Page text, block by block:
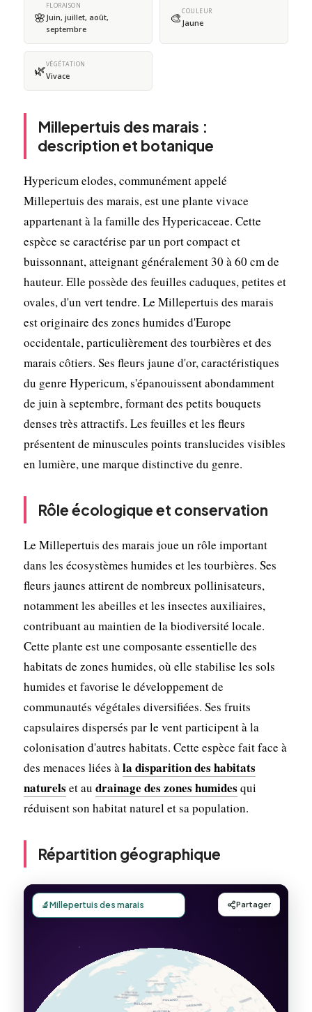
🌸
FLORAISON
Juin, juillet, août,
septembre
🎨COULEUR
Jaune
🌿VÉGÉTATION
Vivace
Millepertuis des marais :
description et botanique
Hypericum elodes, communément appelé
Millepertuis des marais, est une plante vivace
appartenant à la famille des Hypericaceae. Cette
espèce se caractérise par un port compact et
buissonnant, atteignant généralement 30 à 60 cm de
hauteur. Elle possède des feuilles caduques, petites et
ovales, d'un vert tendre. Le Millepertuis des marais
est originaire des zones humides d'Europe
occidentale, particulièrement des tourbières et des
marais côtiers. Ses fleurs jaune d'or, caractéristiques
du genre Hypericum, s'épanouissent abondamment
de juin à septembre, formant des petits bouquets
denses très attractifs. Les feuilles et les fleurs
présentent de minuscules points translucides visibles
en lumière, une marque distinctive du genre.
Rôle écologique et conservation
Le Millepertuis des marais joue un rôle important
dans les écosystèmes humides et les tourbières. Ses
fleurs jaunes attirent de nombreux pollinisateurs,
notamment les abeilles et les insectes auxiliaires,
contribuant au maintien de la biodiversité locale.
Cette plante est une composante essentielle des
habitats de zones humides, où elle stabilise les sols
humides et favorise le développement de
communautés végétales diversifiées. Ses fruits
capsulaires dispersés par le vent participent à la
colonisation d'autres habitats. Cette espèce fait face à
des menaces liées àla disparition des habitats
naturels et au drainage des zones humides qui
réduisent son habitat naturel et sa population.
Répartition géographique